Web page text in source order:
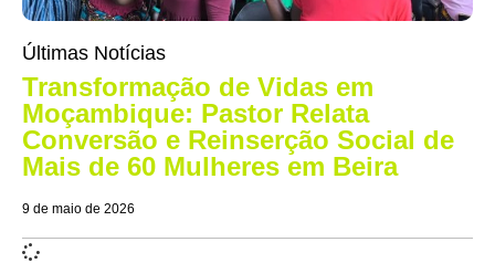
Últimas Notícias
Transformação de Vidas em
Moçambique: Pastor Relata
Conversão e Reinserção Social de
Mais de 60 Mulheres em Beira
9 de maio de 2026